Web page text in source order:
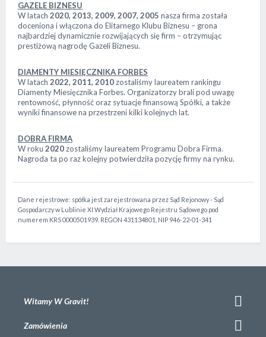
GAZELE BIZNESU
W latach 2020, 2013, 2009, 2007, 2005 nasza firma została
doceniona i włączona do Elitarnego Klubu Biznesu – grona
najbardziej dynamicznie rozwijających się firm – otrzymując
prestiżową nagrodę Gazeli Biznesu.
DIAMENTY MIESIĘCZNIKA FORBES
W latach 2022, 2011, 2010zostaliśmy laureatem rankingu
Diamenty Miesięcznika Forbes. Organizatorzy brali pod uwagę
rentowność, płynność oraz sytuacje finansową Spółki, a także
wyniki finansowe na przestrzeni kilki kolejnych lat.
DOBRA FIRMA
W roku 2020zostaliśmy laureatem Programu Dobra Firma.
Nagroda ta po raz kolejny potwierdziła pozycję firmy na rynku.
Dane rejestrowe: spółka jest zarejestrowana przez Sąd Rejonowy - Sąd
Gospodarczy w Lublinie XI Wydział Krajowego Rejestru Sądowego pod
numerem KRS 0000501939. REGON 431134801, NIP 946-22-01-341
Witamy W Gravit!
Zamówienia